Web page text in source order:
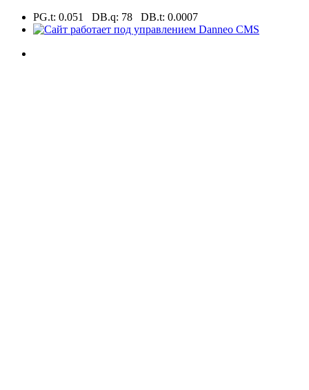
PG.t: 0.051 DB.q: 78 DB.t: 0.0007